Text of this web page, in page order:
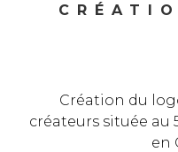
Création du
créateurs située au
en